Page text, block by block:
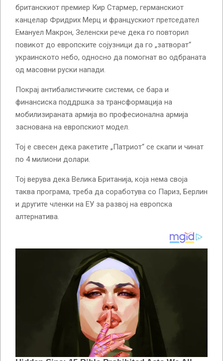
британскиот премиер Кир Стармер, германскиот
канцелар Фридрих Мерц и францускиот претседател
Емануел Макрон, Зеленски рече дека го повторил
повикот до европските сојузници да го „затворат“
украинското небо, односно да помогнат во одбраната
од масовни руски напади.
Покрај антибалистичките системи, се бара и
финансиска поддршка за трансформација на
мобилизираната армија во професионална армија
заснована на европскиот модел.
Тој е свесен дека ракетите „Патриот“ се скапи и чинат
по 4 милиони долари.
Тој верува дека Велика Британија, која нема своја
таква програма, треба да соработува со Париз, Берлин
и другите членки на ЕУ за развој на европска
алтернатива.